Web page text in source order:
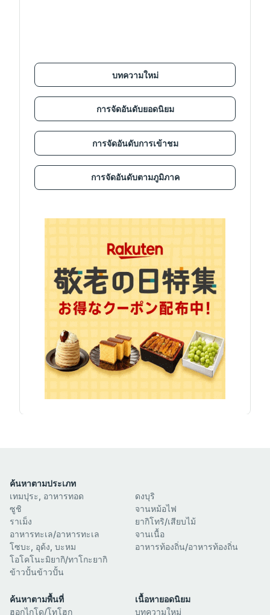
บทความใหม่
การจัดอันดับยอดนิยม
การจัดอันดับการเข้าชม
การจัดอันดับตามภูมิภาค
ค้นหาตามประเภท
เทมปุระ, อาหารทอด
ซูชิ
ราเม็ง
อาหารทะเล/อาหารทะเล
โซบะ, อุด้ง, บะหม
โอโคโนะมิยากิ/ทาโกะยากิ
ข้าวปั้นข้าวปั้น
ดงบุริ
จานหม้อไฟ
ยากิโทริ/เสียบไม้
จานเนื้อ
อาหารท้องถิ่น/อาหารท้องถิ่น
ค้นหาตามพื้นที่
ฮอกไกโด/โทโฮกุ
เนื้อหายอดนิยม
บทความใหม่